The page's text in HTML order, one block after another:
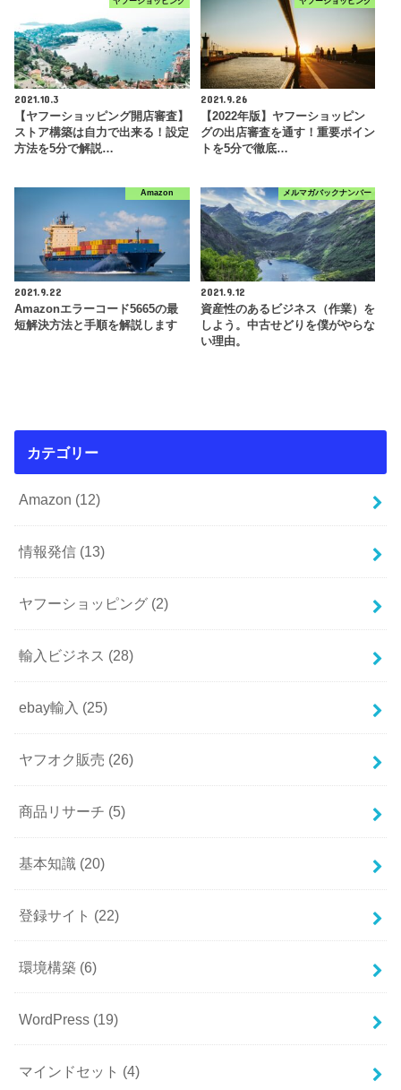
2021.10.3
【ヤフーショッピング開店審査】
ストア構築は自力で出来る！設定
方法を5分で解説…
2021.9.26
【2022年版】ヤフーショッピン
グの出店審査を通す！重要ポイン
トを5分で徹底…
Amazon
2021.9.22
Amazonエラーコード5665の最
短解決方法と手順を解説します
メルマガバックナンバー
2021.9.12
資産性のあるビジネス（作業）を
しよう。中古せどりを僕がやらな
い理由。
カテゴリー
Amazon (12)
情報発信 (13)
ヤフーショッピング (2)
輸入ビジネス (28)
ebay輸入 (25)
ヤフオク販売 (26)
商品リサーチ (5)
基本知識 (20)
登録サイト (22)
環境構築 (6)
WordPress (19)
マインドセット (4)